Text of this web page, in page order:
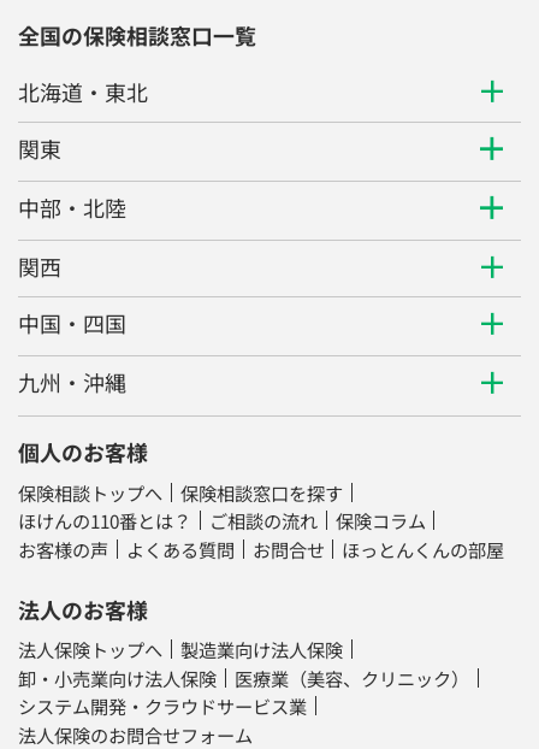
全国の保険相談窓口一覧
北海道・東北
関東
中部・北陸
関西
中国・四国
九州・沖縄
個人のお客様
保険相談トップへ
保険相談窓口を探す
ほけんの110番とは？
ご相談の流れ
保険コラム
お客様の声
よくある質問 お問合せ ほっとんくんの部屋
法人のお客様
法人保険トップへ
製造業向け法人保険
卸・小売業向け法人保険
医療業（美容、クリニック）
システム開発・クラウドサービス業
法人保険のお問合せフォーム